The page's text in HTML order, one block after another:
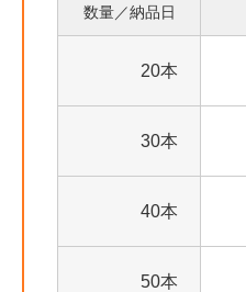
数量／納品日
20本
30本
40本
50本